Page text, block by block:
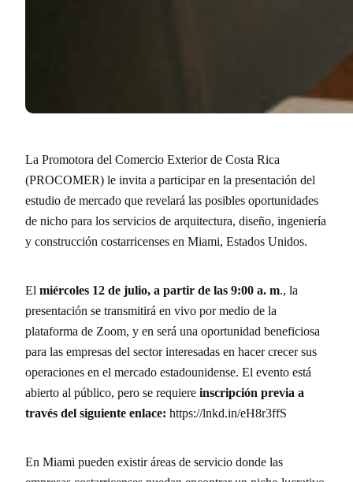
La Promotora del Comercio Exterior de Costa Rica
(PROCOMER) le invita a participar en la presentación del
estudio de mercado que revelará las posibles oportunidades
de nicho para los servicios de arquitectura, diseño, ingeniería
y construcción costarricenses en Miami, Estados Unidos.
El miércoles 12 de julio, a partir de las 9:00 a. m., la
presentación se transmitirá en vivo por medio de la
plataforma de Zoom, y en será una oportunidad beneficiosa
para las empresas del sector interesadas en hacer crecer sus
operaciones en el mercado estadounidense. El evento está
abierto al público, pero se requiere inscripción previa a
través del siguiente enlace: https://lnkd.in/eH8r3ffS
En Miami pueden existir áreas de servicio donde las